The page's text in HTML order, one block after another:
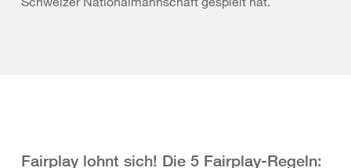
Fairplay lohnt sich! Die 5 Fairplay-Regeln: